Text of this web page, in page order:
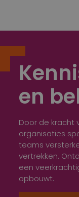
en
Door de kracht
organisaties
teams
vertrekken.
een
opbouwt.